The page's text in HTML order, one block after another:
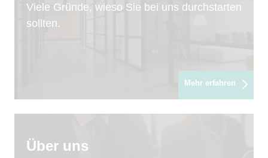
Viele Gründe, wieso Sie bei uns durchstarten
sollten.
Mehr erfahren
Über uns